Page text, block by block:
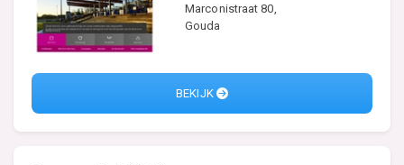
Marconistraat 80,
Gouda
BEKIJK